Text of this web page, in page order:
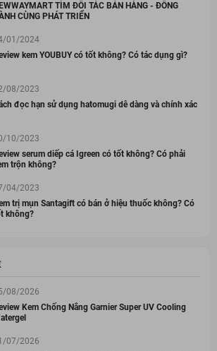
TÌM ĐỐI TÁC BÁN HÀNG - ĐỒNG
CÙNG PHÁT TRIỂN
01/2024
kem YOUBUY có tốt không? Có tác dụng gì?
08/2023
đọc hạn sử dụng hatomugi dễ dàng và chính xác
10/2023
serum diếp cá Igreen có tốt không? Có phải
trộn không?
04/2023
trị mụn Santagift có bán ở hiệu thuốc không? Có
không?
08/2026
Kem Chống Nắng Garnier Super UV Cooling
07/2026